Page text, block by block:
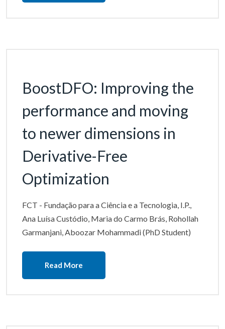
BoostDFO: Improving the
performance and moving
to newer dimensions in
Derivative-Free
Optimization
FCT - Fundação para a Ciência e a Tecnologia, I.P.,
Ana Luísa Custódio, Maria do Carmo Brás, Rohollah
Garmanjani, Aboozar Mohammadi (PhD Student)
Read More